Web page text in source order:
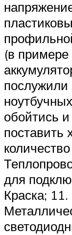
(в примере
послужили
обойтись и
поставить
для
Краска;